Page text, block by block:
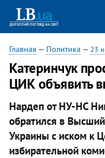
Главная — Политика — 23
Катеринчук
ЦИК объявить
Нардеп от НУ-НС
обратился в
Украины с иском к
избирательной